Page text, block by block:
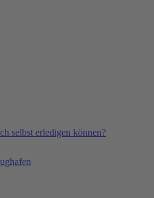
selbst erledigen können?